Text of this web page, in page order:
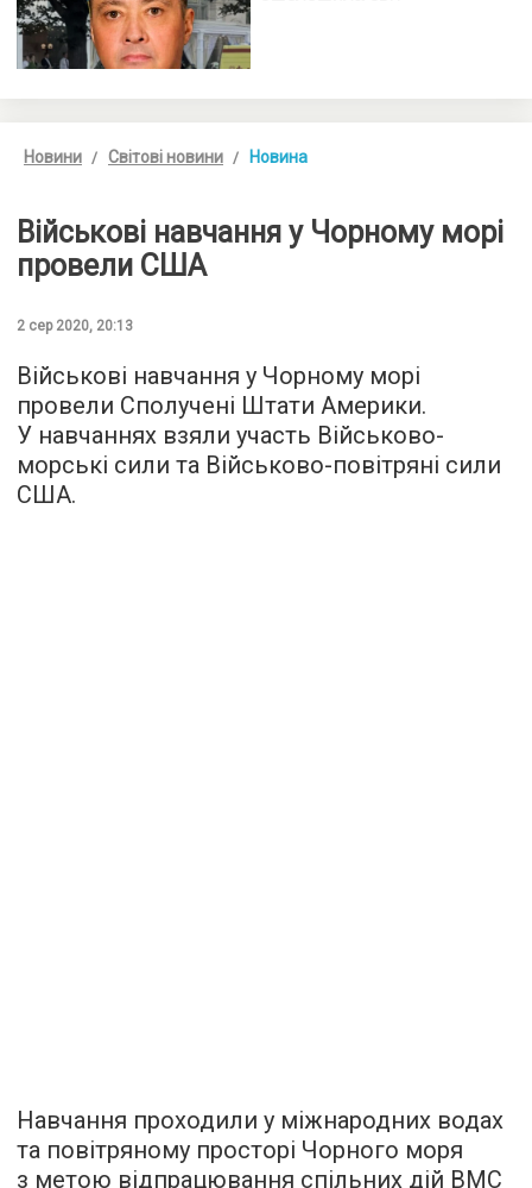
Новини Світові новини Новина
Військові навчання у Чорному морі
провели США
2 сер 2020, 20:13
Військові навчання у Чорному морі
провели Сполучені Штати Америки.
У навчаннях взяли участь Військово-
морські сили та Військово-повітряні сили
США.
Навчання проходили у міжнародних водах
та повітряному просторі Чорного моря
з метою відпрацювання спільних дій ВМС